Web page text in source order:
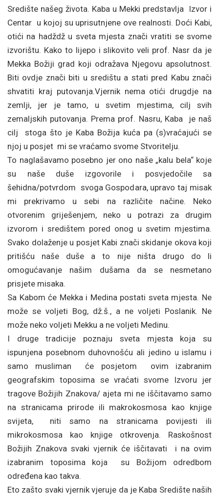
Središte našeg života. Kaba u Mekki predstavlja Izvor i
Centar u kojoj su uprisutnjene ove realnosti. Doći Kabi,
otići na hadždž u sveta mjesta znači vratiti se svome
izvorištu. Kako to lijepo i slikovito veli prof. Nasr da je
Mekka Božiji grad koji odražava Njegovu apsolutnost.
Biti ovdje znači biti u središtu a stati pred Kabu znači
shvatiti kraj putovanja.Vjernik nema otići drugdje na
zemlji, jer je tamo, u svetim mjestima, cilj svih
zemaljskih putovanja. Prema prof. Nasru, Kaba je naš
cilj stoga što je Kaba Božija kuća pa (s)vraćajući se
njoj u posjet mi se vraćamo svome Stvoritelju.
To naglašavamo posebno jer ono naše „kalu bela“ koje
su naše duše izgovorile i posvjedočile sa
šehidna/potvrdom svoga Gospodara, upravo taj misak
mi prekrivamo u sebi na različite načine. Neko
otvorenim griješenjem, neko u potrazi za drugim
izvorom i središtem pored onog u svetim mjestima.
Svako dolaženje u posjet Kabi znači skidanje okova koji
pritišću naše duše a to nije ništa drugo do li
omogućavanje našim dušama da se nesmetano
prisjete misaka.
Sa Kabom će Mekka i Medina postati sveta mjesta. Ne
može se voljeti Bog, dž.š., a ne voljeti Poslanik. Ne
može neko voljeti Mekku a ne voljeti Medinu.
I druge tradicije poznaju sveta mjesta koja su
ispunjena posebnom duhovnošću ali jedino u islamu i
samo musliman će posjetom ovim izabranim
geografskim toposima se vraćati svome Izvoru jer
tragove Božijih Znakova/ ajeta mi ne iščitavamo samo
na stranicama prirode ili makrokosmosa kao knjige
svijeta, niti samo na stranicama povijesti ili
mikrokosmosa kao knjige otkrovenja. Raskošnost
Božijih Znakova svaki vjernik će iščitavati i na ovim
izabranim toposima koja su Božijom odredbom
određena kao takva.
Eto zašto svaki vjernik vjeruje da je Kaba Središte naših